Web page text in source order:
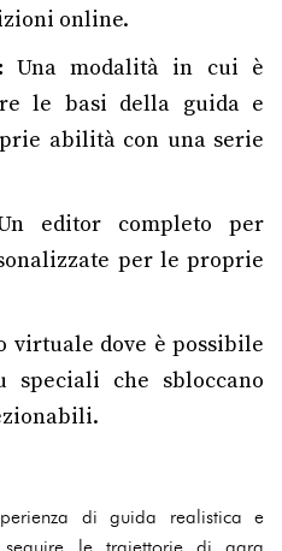
online.
Una modalità in cui è
le basi della guida e
abilità con una serie
editor completo per
per le proprie
virtuale dove è possibile
speciali che sbloccano
di guida realistica e